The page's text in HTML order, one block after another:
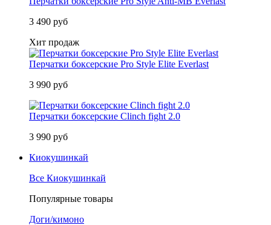
3 490 руб
Хит продаж
Перчатки боксерские Pro Style Elite Everlast
3 990 руб
Перчатки боксерские Clinch fight 2.0
3 990 руб
Киокушинкай
Все Киокушинкай
Популярные товары
Доги/кимоно